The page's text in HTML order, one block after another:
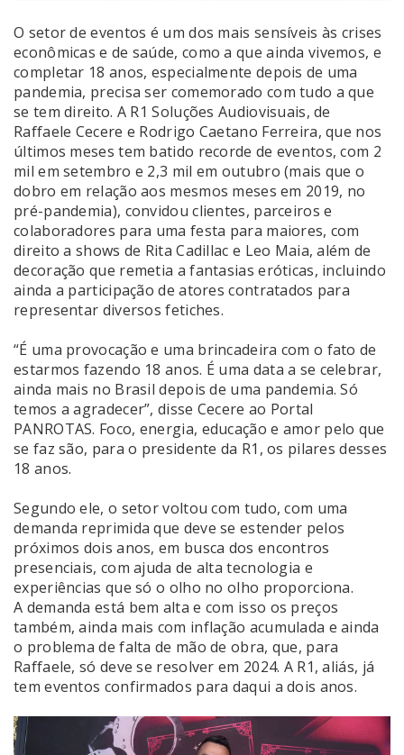
O setor de eventos é um dos mais sensíveis às crises
econômicas e de saúde, como a que ainda vivemos, e
completar 18 anos, especialmente depois de uma
pandemia, precisa ser comemorado com tudo a que
se tem direito. A R1 Soluções Audiovisuais, de
Raffaele Cecere e Rodrigo Caetano Ferreira, que nos
últimos meses tem batido recorde de eventos, com 2
mil em setembro e 2,3 mil em outubro (mais que o
dobro em relação aos mesmos meses em 2019, no
pré-pandemia), convidou clientes, parceiros e
colaboradores para uma festa para maiores, com
direito a shows de Rita Cadillac e Leo Maia, além de
decoração que remetia a fantasias eróticas, incluindo
ainda a participação de atores contratados para
representar diversos fetiches.
“É uma provocação e uma brincadeira com o fato de
estarmos fazendo 18 anos. É uma data a se celebrar,
ainda mais no Brasil depois de uma pandemia. Só
temos a agradecer”, disse Cecere ao Portal
PANROTAS. Foco, energia, educação e amor pelo que
se faz são, para o presidente da R1, os pilares desses
18 anos.
Segundo ele, o setor voltou com tudo, com uma
demanda reprimida que deve se estender pelos
próximos dois anos, em busca dos encontros
presenciais, com ajuda de alta tecnologia e
experiências que só o olho no olho proporciona.
A demanda está bem alta e com isso os preços
também, ainda mais com inflação acumulada e ainda
o problema de falta de mão de obra, que, para
Raffaele, só deve se resolver em 2024. A R1, aliás, já
tem eventos confirmados para daqui a dois anos.